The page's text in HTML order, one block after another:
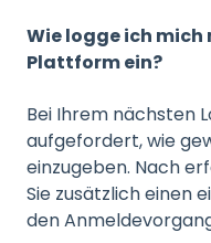
Wie logge ich mich
Plattform ein?
Bei Ihrem nächsten
aufgefordert, wie
einzugeben. Nach
Sie zusätzlich einen
den